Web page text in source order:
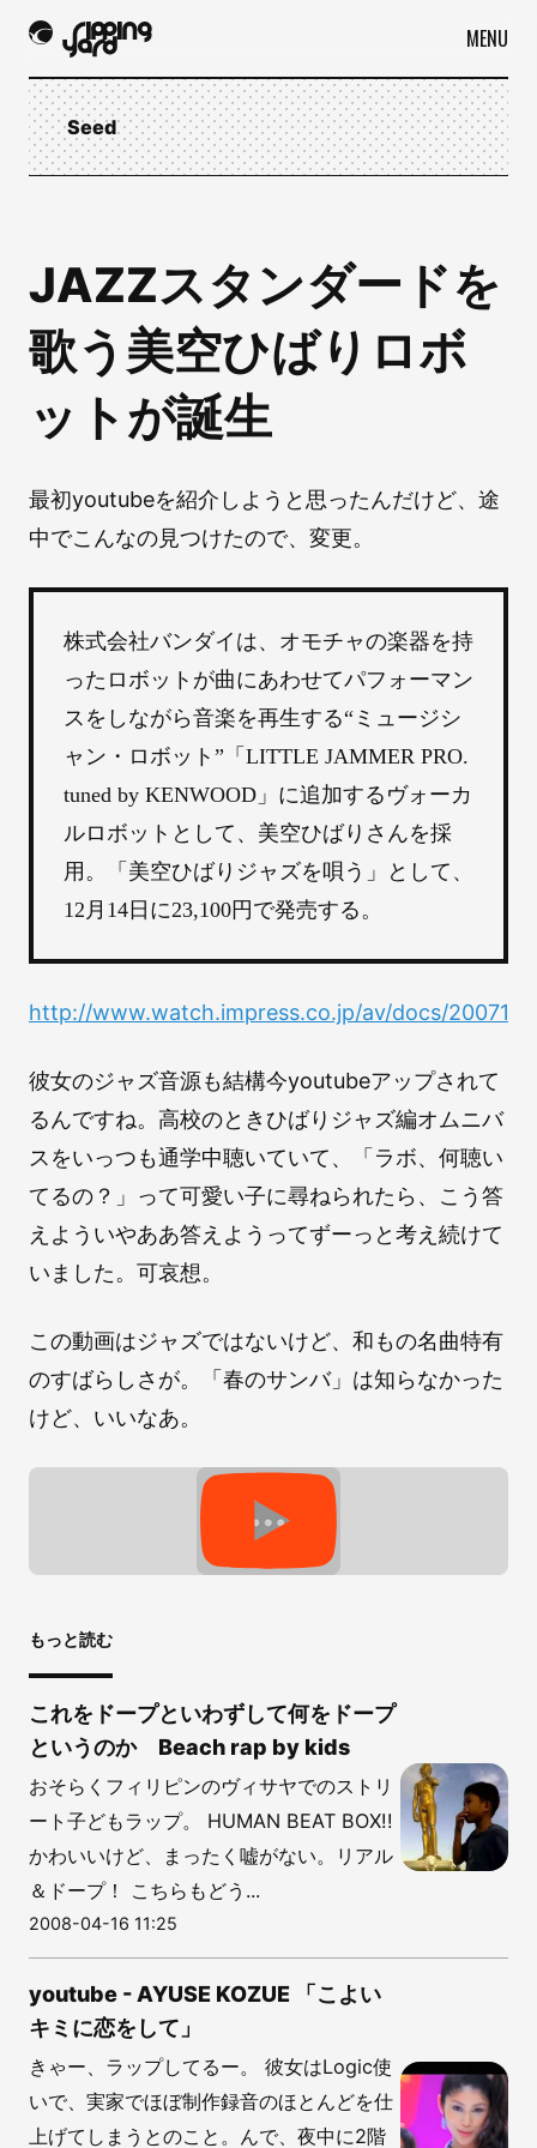
MENU
Seed
JAZZスタンダードを
歌う美空ひばりロボ
ットが誕生
最初youtubeを紹介しようと思ったんだけど、途
中でこんなの見つけたので、変更。
株式会社バンダイは、オモチャの楽器を持
ったロボットが曲にあわせてパフォーマン
スをしながら音楽を再生する“ミュージシ
ャン・ロボット”「LITTLE JAMMER PRO.
tuned by KENWOOD」に追加するヴォーカ
ルロボットとして、美空ひばりさんを採
用。「美空ひばりジャズを唄う」として、
12月14日に23,100円で発売する。
http://www.watch.impress.co.jp/av/docs/
彼女のジャズ音源も結構今youtubeアップされて
るんですね。高校のときひばりジャズ編オムニバ
スをいっつも通学中聴いていて、「ラボ、何聴い
てるの？」って可愛い子に尋ねられたら、こう答
えよういやああ答えようってずーっと考え続けて
いました。可哀想。
この動画はジャズではないけど、和もの名曲特有
のすばらしさが。「春のサンバ」は知らなかった
けど、いいなあ。
もっと読む
これをドープといわずして何をドープ
というのか Beach rap by kids
おそらくフィリピンのヴィサヤでのストリ
ート子どもラップ。 HUMAN BEAT BOX!!
かわいいけど、まったく嘘がない。リアル
＆ドープ！ こちらもどう...
2008-04-16 11:25
youtube - AYUSE KOZUE 「こよい
キミに恋をして」
きゃー、ラップしてるー。 彼女はLogic使
いで、実家でほぼ制作録音のほとんどを仕
上げてしまうとのこと。んで、夜中に2階